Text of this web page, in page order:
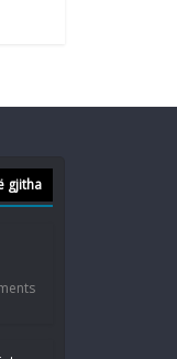
gjitha